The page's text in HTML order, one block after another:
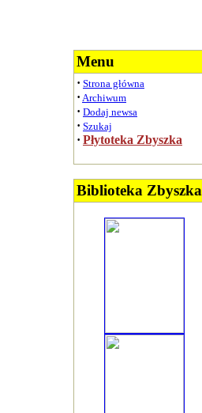
Menu
· Strona główna
· Archiwum
· Dodaj newsa
· Szukaj
· Płytoteka Zbyszka
Biblioteka Zbyszka